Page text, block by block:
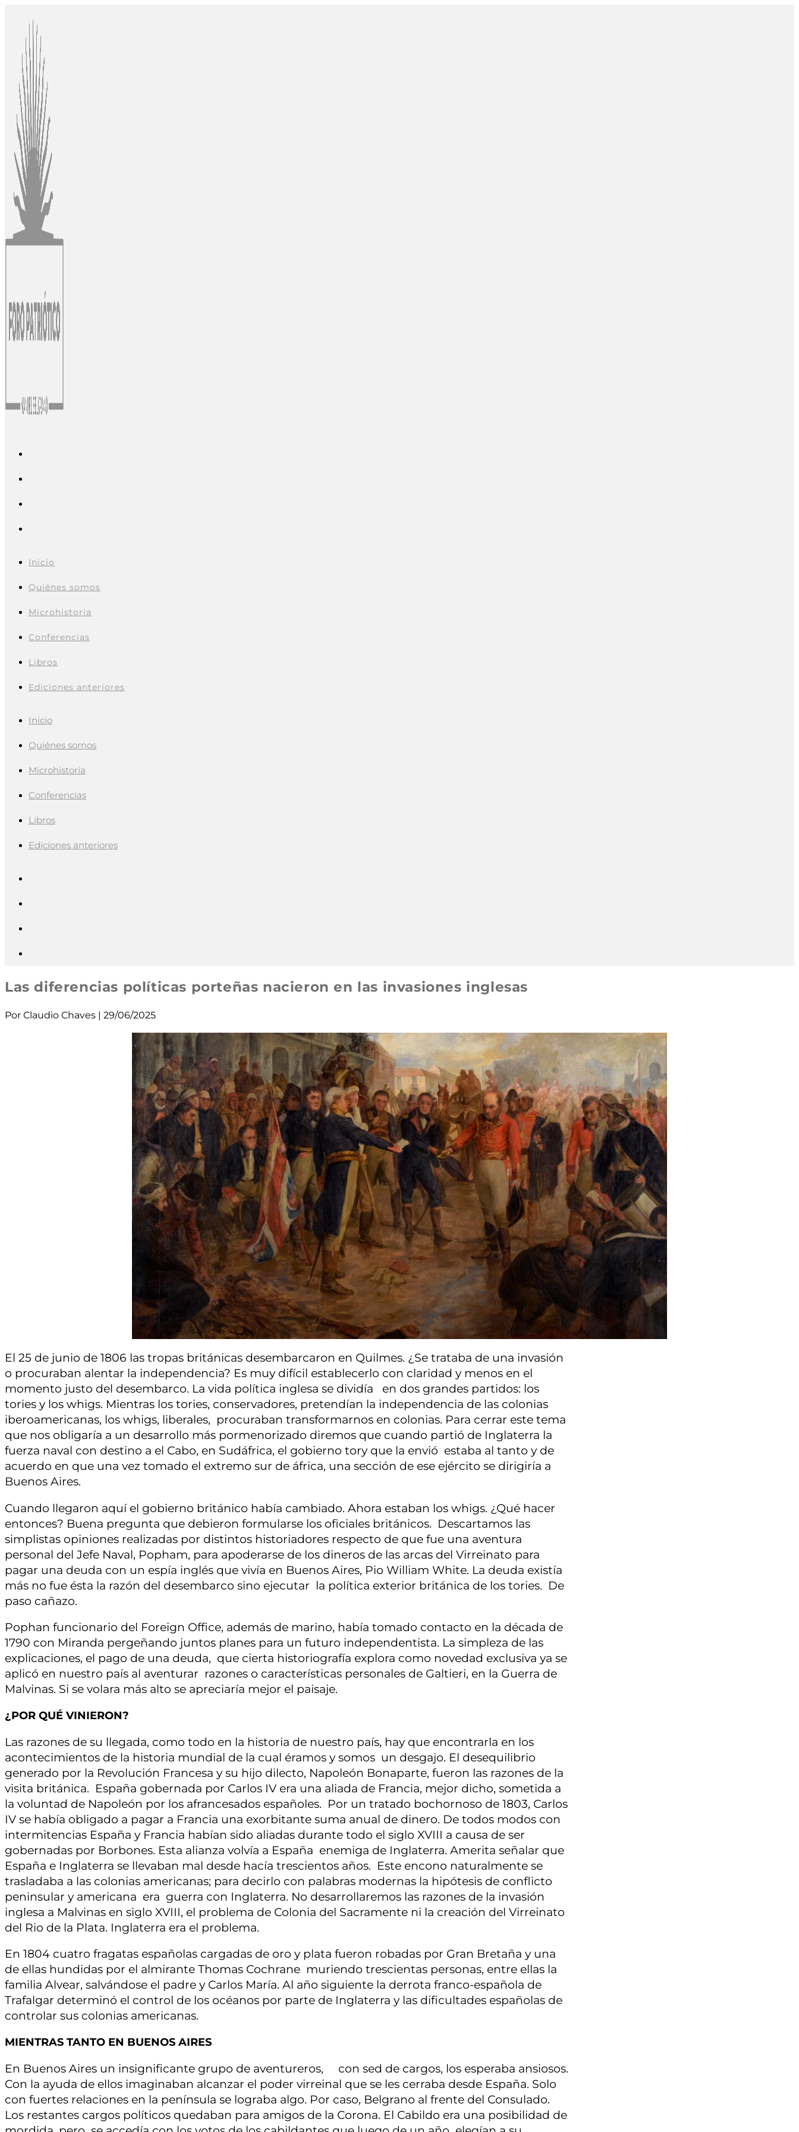
contenido
Inicio
Quiénes somos
Microhistoria
Conferencias
Libros
Ediciones anteriores
Inicio
Quiénes somos
Microhistoria
Conferencias
Libros
Ediciones anteriores
Las diferencias políticas porteñas nacieron en las invasiones inglesas
Por Claudio Chaves | 29/06/2025
El 25 de junio de 1806 las tropas británicas desembarcaron en Quilmes. ¿Se trataba de una invasión
o procuraban alentar la independencia? Es muy difícil establecerlo con claridad y menos en el
momento justo del desembarco. La vida política inglesa se dividía en dos grandes partidos: los
tories y los whigs. Mientras los tories, conservadores, pretendían la independencia de las colonias
iberoamericanas, los whigs, liberales, procuraban transformarnos en colonias. Para cerrar este tema
que nos obligaría a un desarrollo más pormenorizado diremos que cuando partió de Inglaterra la
fuerza naval con destino a el Cabo, en Sudáfrica, el gobierno tory que la envió estaba al tanto y de
acuerdo en que una vez tomado el extremo sur de áfrica, una sección de ese ejército se dirigiría a
Buenos Aires.
Cuando llegaron aquí el gobierno británico había cambiado. Ahora estaban los whigs. ¿Qué hacer
entonces? Buena pregunta que debieron formularse los oficiales británicos. Descartamos las
simplistas opiniones realizadas por distintos historiadores respecto de que fue una aventura
personal del Jefe Naval, Popham, para apoderarse de los dineros de las arcas del Virreinato para
pagar una deuda con un espía inglés que vivía en Buenos Aires, Pio William White. La deuda existía
más no fue ésta la razón del desembarco sino ejecutar la política exterior británica de los tories. De
paso cañazo.
Pophan funcionario del Foreign Office, además de marino, había tomado contacto en la década de
1790 con Miranda pergeñando juntos planes para un futuro independentista. La simpleza de las
explicaciones, el pago de una deuda, que cierta historiografía explora como novedad exclusiva ya se
aplicó en nuestro país al aventurar razones o características personales de Galtieri, en la Guerra de
Malvinas. Si se volara más alto se apreciaría mejor el paisaje.
¿POR QUÉ VINIERON?
Las razones de su llegada, como todo en la historia de nuestro país, hay que encontrarla en los
acontecimientos de la historia mundial de la cual éramos y somos un desgajo. El desequilibrio
generado por la Revolución Francesa y su hijo dilecto, Napoleón Bonaparte, fueron las razones de la
visita británica. España gobernada por Carlos IV era una aliada de Francia, mejor dicho, sometida a
la voluntad de Napoleón por los afrancesados españoles. Por un tratado bochornoso de 1803, Carlos
IV se había obligado a pagar a Francia una exorbitante suma anual de dinero. De todos modos con
intermitencias España y Francia habían sido aliadas durante todo el siglo XVIII a causa de ser
gobernadas por Borbones. Esta alianza volvía a España enemiga de Inglaterra. Amerita señalar que
España e Inglaterra se llevaban mal desde hacía trescientos años. Este encono naturalmente se
trasladaba a las colonias americanas; para decirlo con palabras modernas la hipótesis de conflicto
peninsular y americana era guerra con Inglaterra. No desarrollaremos las razones de la invasión
inglesa a Malvinas en siglo XVIII, el problema de Colonia del Sacramente ni la creación del Virreinato
del Rio de la Plata. Inglaterra era el problema.
En 1804 cuatro fragatas españolas cargadas de oro y plata fueron robadas por Gran Bretaña y una
de ellas hundidas por el almirante Thomas Cochrane muriendo trescientas personas, entre ellas la
familia Alvear, salvándose el padre y Carlos María. Al año siguiente la derrota franco-española de
Trafalgar determinó el control de los océanos por parte de Inglaterra y las dificultades españolas de
controlar sus colonias americanas.
MIENTRAS TANTO EN BUENOS AIRES
En Buenos Aires un insignificante grupo de aventureros, con sed de cargos, los esperaba ansiosos.
Con la ayuda de ellos imaginaban alcanzar el poder virreinal que se les cerraba desde España. Solo
con fuertes relaciones en la península se lograba algo. Por caso, Belgrano al frente del Consulado.
Los restantes cargos políticos quedaban para amigos de la Corona. El Cabildo era una posibilidad de